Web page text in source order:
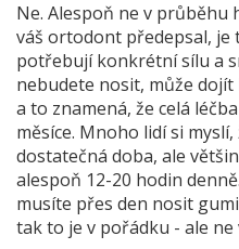
Ne. Alespoň ne v průběhu
váš ortodont předepsal, je
potřebují konkrétní sílu a
nebudete nosit, může
a to znamená, že celá
měsíce. Mnoho lidí si myslí,
dostatečná doba, ale
alespoň 12-20 hodin
musíte přes den nosit
tak to je v pořádku - ale